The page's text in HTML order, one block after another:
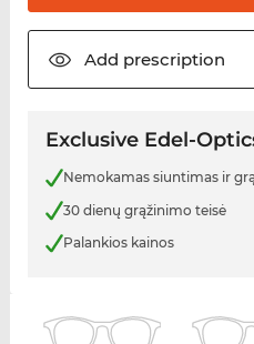
Add prescription
Exclusive Edel-
Nemokamas siuntimas ir
30 dienų grąžinimo teisė
Palankios kainos